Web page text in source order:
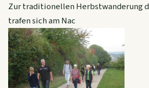
Zur traditionellen Herbstwanderung
trafen sich am Nac